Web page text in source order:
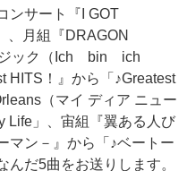
ンサート『I GOT
、月組『DRAGON
ジック（Ich bin ich
！』から「♪Greatest
（マイ ディア ニュー
Life」、宙組『翼ある人び
マン－』から「♪ベートー
んだ5曲をお送りします。